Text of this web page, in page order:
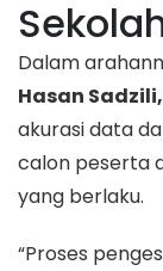
Dalam
Hasan Sadzili,
akurasi data
calon peserta
yang berlaku.
“Proses